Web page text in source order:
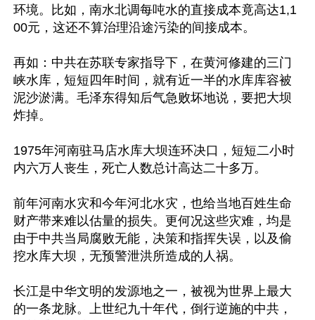
环境。比如，南水北调每吨水的直接成本竟高达1,1
00元，这还不算治理沿途污染的间接成本。
再如：中共在苏联专家指导下，在黄河修建的三门
峡水库，短短四年时间，就有近一半的水库库容被
泥沙淤满。毛泽东得知后气急败坏地说，要把大坝
炸掉。
1975年河南驻马店水库大坝连环决口，短短二小时
内六万人丧生，死亡人数总计高达二十多万。
前年河南水灾和今年河北水灾，也给当地百姓生命
财产带来难以估量的损失。更何况这些灾难，均是
由于中共当局腐败无能，决策和指挥失误，以及偷
挖水库大坝，无预警泄洪所造成的人祸。
长江是中华文明的发源地之一，被视为世界上最大
的一条龙脉。上世纪九十年代，倒行逆施的中共，